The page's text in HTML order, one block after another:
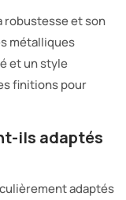
robustesse et son
métalliques
et un style
finitions pour
ils adaptés
adaptés